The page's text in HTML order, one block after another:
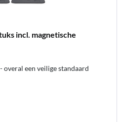
incl. magnetische
een veilige standaard